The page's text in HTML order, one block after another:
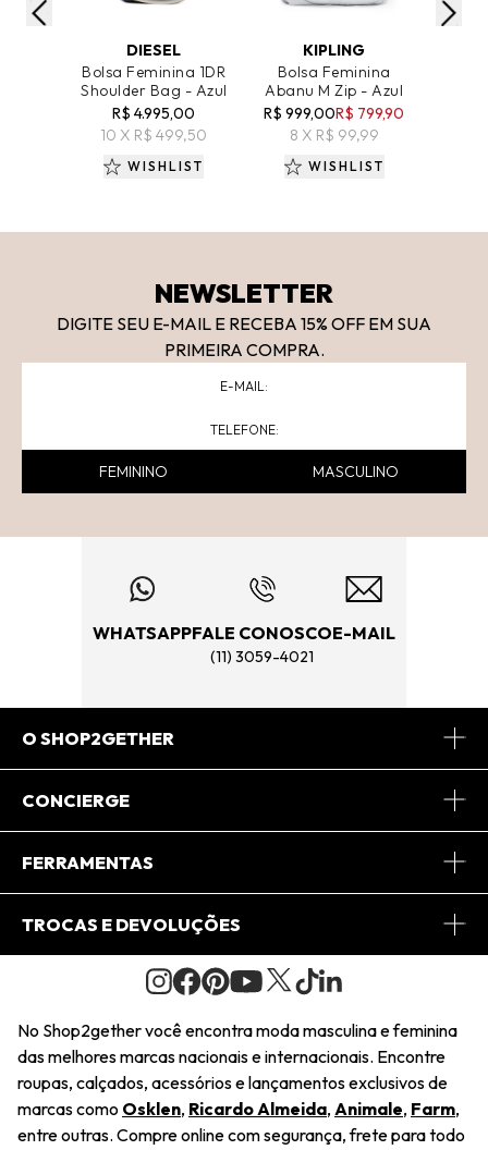
DIESEL
Bolsa Feminina 1DR
Shoulder Bag - Azul
R$ 4.995,00
10 X R$ 499,50
WISHLIST
KIPLING
Bolsa Feminina
Abanu M Zip - Azul
R$ 999,00R$ 799,90
8 X R$ 99,99
WISHLIST
NEWSLETTER
DIGITE SEU E-MAIL E RECEBA 15% OFF EM SUA
PRIMEIRA COMPRA.
FEMININO MASCULINO
WHATSAPPFALE CONOSCO
(11) 3059-4021
E-MAIL
O SHOP2GETHER
Sobre Nós
Journal
Saiu na Mídia
Sustentabilidade
CONCIERGE
Central de Relacionamento
Regulamento e Promoções
FERRAMENTAS
Minha Conta
Pedido de Presente
Wishlist
TROCAS E DEVOLUÇÕES
Condições Gerais
Troca Fácil
Restituição de Pagamento
Dúvidas Frequentes
No Shop2gether você encontra moda masculina e feminina
das melhores marcas nacionais e internacionais. Encontre
roupas, calçados, acessórios e lançamentos exclusivos de
marcas como Osklen, Ricardo Almeida, Animale, Farm,
entre outras. Compre online com segurança, frete para todo